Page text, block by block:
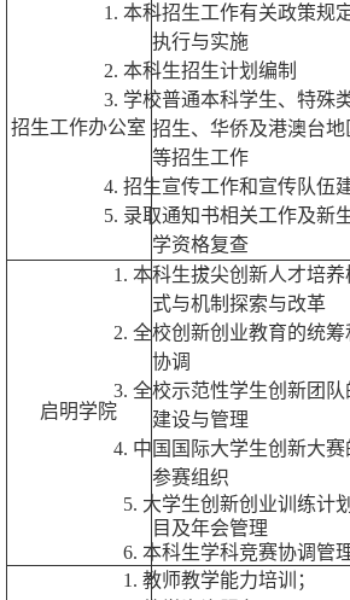
招生工作办公室
1. 本科招生工作有关政策规
执行与实施
2. 本科生招生计划编制
3. 学校普通本科学生、特殊
招生、华侨及港澳台地
等招生工作
4. 招生宣传工作和宣传队伍
5. 录取通知书相关工作及新
学资格复查
启明学院
1. 本科生拔尖创新人才培养
式与机制探索与改革
2. 全校创新创业教育的统筹
协调
3. 全校示范性学生创新团队
建设与管理
4. 中国国际大学生创新大赛
参赛组织
5. 大学生创新创业训练计
目及年会管理
6. 本科生学科竞赛协调管
1. 教师教学能力培训；